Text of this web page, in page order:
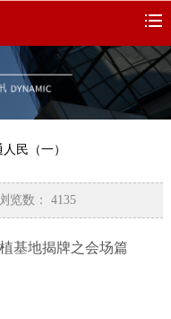
民（一）
览数： 4135
基地揭牌之会场篇